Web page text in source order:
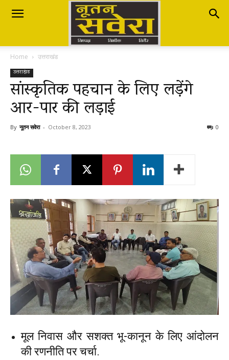
Nutan
Savera
नूतन
News
LIVE
Home उत्तराखंड
उत्तराखंड
सांस्कृतिक पहचान के लिए लड़ेंगे
आर-पार की लड़ाई
By नूतन सवेरा - October 8, 2023 0
मूल निवास और सशक्त भू-कानून के लिए आंदोलन
की रणनीति पर चर्चा.